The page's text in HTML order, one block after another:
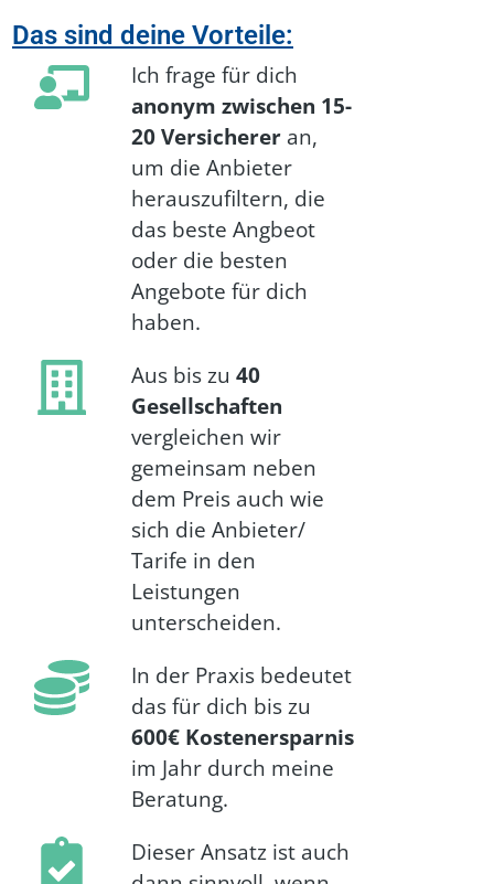
Das sind deine Vorteile:
Ich frage für dich
anonym zwischen 15-
20 Versichereran,
um die Anbieter
herauszufiltern, die
das beste Angbeot
oder die besten
Angebote für dich
haben.
Aus bis zu 40
Gesellschaften
vergleichen wir
gemeinsam neben
dem Preis auch wie
sich die Anbieter/
Tarife in den
Leistungen
unterscheiden.
In der Praxis bedeutet
das für dich bis zu
600€ Kostenersparnis
im Jahr durch meine
Beratung.
Dieser Ansatz ist auch